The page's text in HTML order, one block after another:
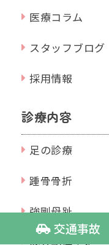
医療コラム
スタッフブログ
採用情報
診療内容
足の診療
踵骨骨折
強剛母趾
成人期偏平足
交通事故